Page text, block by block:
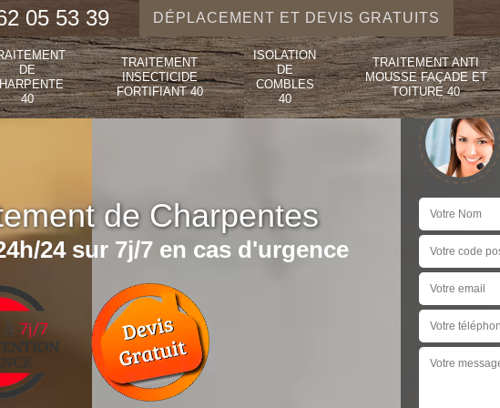
05 53 39 DÉPLACEMENT ET DEVIS GRATUITS
DE
40
TRAITEMENT
INSECTICIDE
FORTIFIANT 40
ISOLATION
DE
COMBLES
40
TRAITEMENT ANTI
MOUSSE FAÇADE ET
TOITURE 40
de Charpentes
24 sur 7j/7 en cas d'urgence